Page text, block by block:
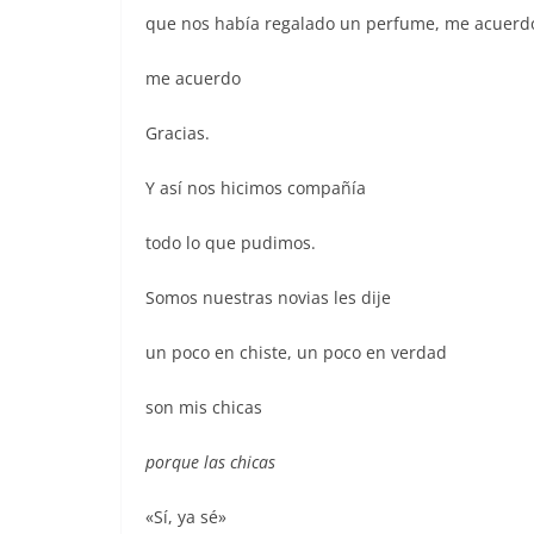
que nos había regalado un perfume, me
me acuerdo
Gracias.
Y así nos hicimos compañía
todo lo que pudimos.
Somos nuestras novias les dije
un poco en chiste, un poco en verdad
son mis chicas
porque las chicas
«Sí, ya sé»